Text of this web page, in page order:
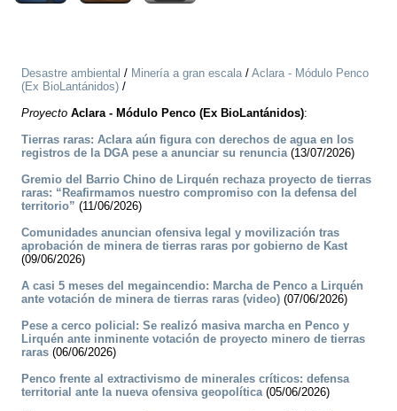
Desastre ambiental / Minería a gran escala/ Aclara - Módulo Penco
(Ex BioLantánidos) /
Proyecto Aclara - Módulo Penco (Ex BioLantánidos):
Tierras raras: Aclara aún figura con derechos de agua en los
registros de la DGA pese a anunciar su renuncia(13/07/2026)
Gremio del Barrio Chino de Lirquén rechaza proyecto de tierras
raras: “Reafirmamos nuestro compromiso con la defensa del
territorio” (11/06/2026)
Comunidades anuncian ofensiva legal y movilización tras
aprobación de minera de tierras raras por gobierno de Kast
(09/06/2026)
A casi 5 meses del megaincendio: Marcha de Penco a Lirquén
ante votación de minera de tierras raras (video) (07/06/2026)
Pese a cerco policial: Se realizó masiva marcha en Penco y
Lirquén ante inminente votación de proyecto minero de tierras
raras (06/06/2026)
Penco frente al extractivismo de minerales críticos: defensa
territorial ante la nueva ofensiva geopolítica(05/06/2026)